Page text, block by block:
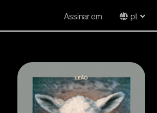
Assinar em pt